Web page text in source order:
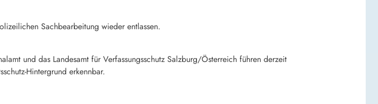
Sachbearbeitung wieder entlassen.
und das Landesamt für Verfassungsschutz Salzburg/Österreich führen derzeit
Hintergrund erkennbar.